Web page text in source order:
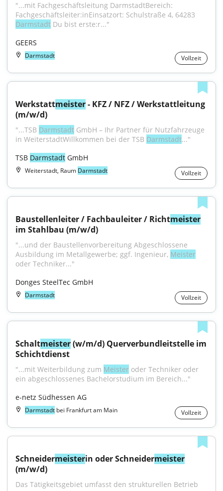
"...mit Fachgeschäftsleitung DarmstadtBereich:
Darmstadt Du bist erste:r..."
GEERS
Darmstadt Vollzeit
Werkstattmeister - KFZ / NFZ / Werkstattleitung
(m/w/d)
"...TSB Darmstadt GmbH – Ihr Partner für Nutzfahrzeuge
in WeiterstadtWillkommen bei der TSB Darmstadt..."
TSB Darmstadt GmbH
Weiterstadt, Raum Darmstadt Vollzeit
Baustellenleiter / Fachbauleiter / Richtmeister
im Stahlbau (m/w/d)
"...und der Baustellenvorbereitung Abgeschlossene
Ausbildung im Metallgewerbe; ggf. Ingenieur, Meister
oder Techniker..."
Donges SteelTec GmbH
Darmstadt Vollzeit
Schaltmeister (w/m/d) Querverbundleitstelle im
Schichtdienst
"...mit Weiterbildung zum Meister oder Techniker oder
ein abgeschlossenes Bachelorstudium im Bereich..."
e-netz Südhessen AG
Darmstadt bei Frankfurt am Main Vollzeit
Schneidermeisterin oder Schneidermeister
(m/w/d)
Das Tätigkeitsgebiet umfasst den strukturellen Betrieb